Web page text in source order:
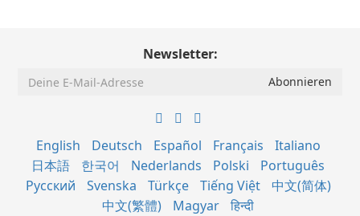
Newsletter:
English Deutsch Español Français
Italiano
日本語
한국어 Nederlands Polski
Português
Русский
Svenska Türkçe Tiếng Việt
中文(简体)
中文(繁體)
Magyar हिन्दी